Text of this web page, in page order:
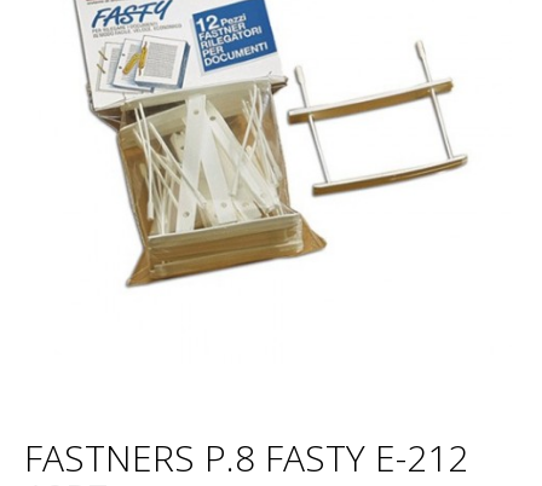
FASTNERS P.8 FASTY E-212